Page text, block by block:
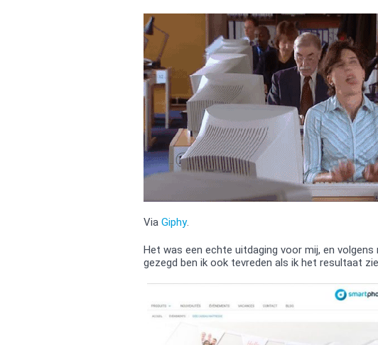
Via Giphy.
Het was een echte uitdaging voor mij, en volgens
gezegd ben ik ook tevreden als ik het resultaat